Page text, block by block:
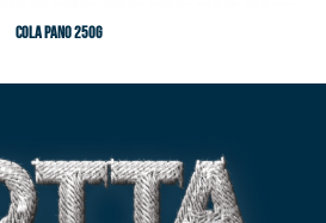
Cola Pano 250g